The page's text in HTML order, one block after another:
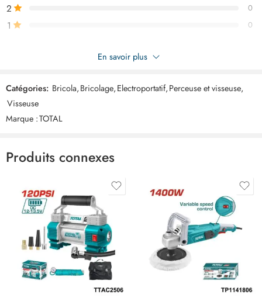
2 0
1 0
Soyez le premier à donner votre avis sur “TOTAL visseuse
perceuse mandrin metal 60nm 20v TDLI20602”
Commentaires
Il n'y a pas encore de critiques.
En savoir plus
Catégories: Bricola,Bricolage,Electroportatif,Perceuse et visseuse,
Visseuse
Marque :TOTAL
Produits connexes